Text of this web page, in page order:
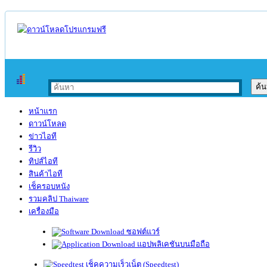
หน้าแรก
ดาวน์โหลด
ข่าวไอที
รีวิว
ทิปส์ไอที
สินค้าไอที
เช็ครอบหนัง
รวมคลิป Thaiware
เครื่องมือ
ซอฟต์แวร์
แอปพลิเคชันบนมือถือ
เช็คความเร็วเน็ต (Speedtest)